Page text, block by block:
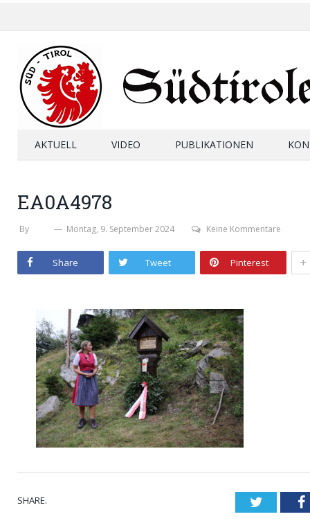
AKTUELL VIDEO PUBLIKATIONEN
EA0A4978
By Montag, 9. September 2024 Keine Kommentare
Share Tweet Pinterest +
SHARE. Twitter